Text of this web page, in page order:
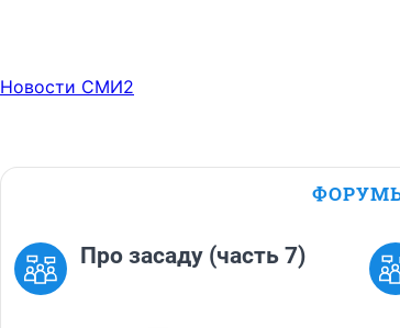
Новости СМИ2
Про засаду (часть 7)